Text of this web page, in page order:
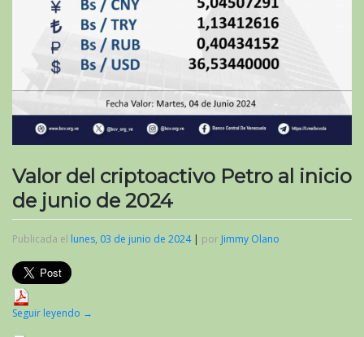
Valor del criptoactivo Petro al inicio
de junio de 2024
Publicada el lunes, 03 de junio de 2024| por Jimmy Olano
Seguir leyendo →